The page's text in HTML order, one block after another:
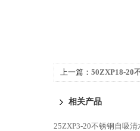
上一篇： 50ZXP18-20
相关产品
25ZXP3-20不锈钢自吸